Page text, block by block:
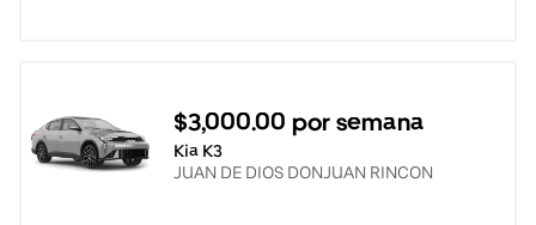
$3,000.00 por semana
Kia K3
JUAN DE DIOS DONJUAN RINCON